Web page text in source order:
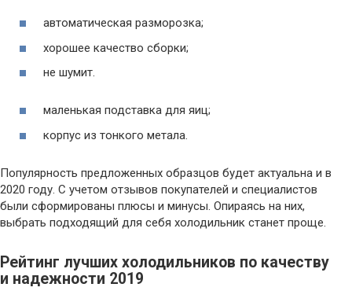
автоматическая разморозка;
хорошее качество сборки;
не шумит.
маленькая подставка для яиц;
корпус из тонкого метала.
Популярность предложенных образцов будет актуальна и в
2020 году. С учетом отзывов покупателей и специалистов
были сформированы плюсы и минусы. Опираясь на них,
выбрать подходящий для себя холодильник станет проще.
Рейтинг лучших холодильников по качеству
и надежности 2019